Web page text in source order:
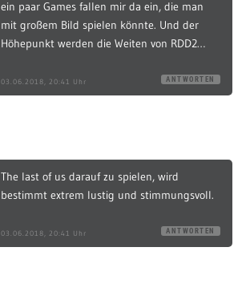
ein paar Games fallen mir da ein, die man
mit großem Bild spielen könnte. Und der
Höhepunkt werden die Weiten von RDD2…
03.06.2018, 20:41 Uhr ANTWORTEN
The last of us darauf zu spielen, wird
bestimmt extrem lustig und stimmungsvoll.
03.06.2018, 20:41 Uhr ANTWORTEN